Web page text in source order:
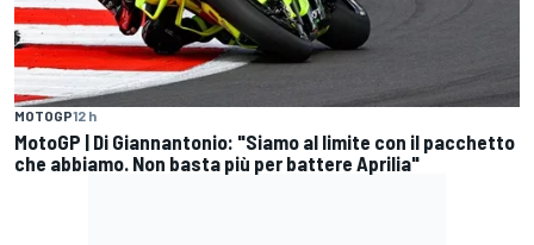
MOTOGP12 h
MotoGP | Di Giannantonio: "Siamo al limite con il pacchetto
che abbiamo. Non basta più per battere Aprilia"